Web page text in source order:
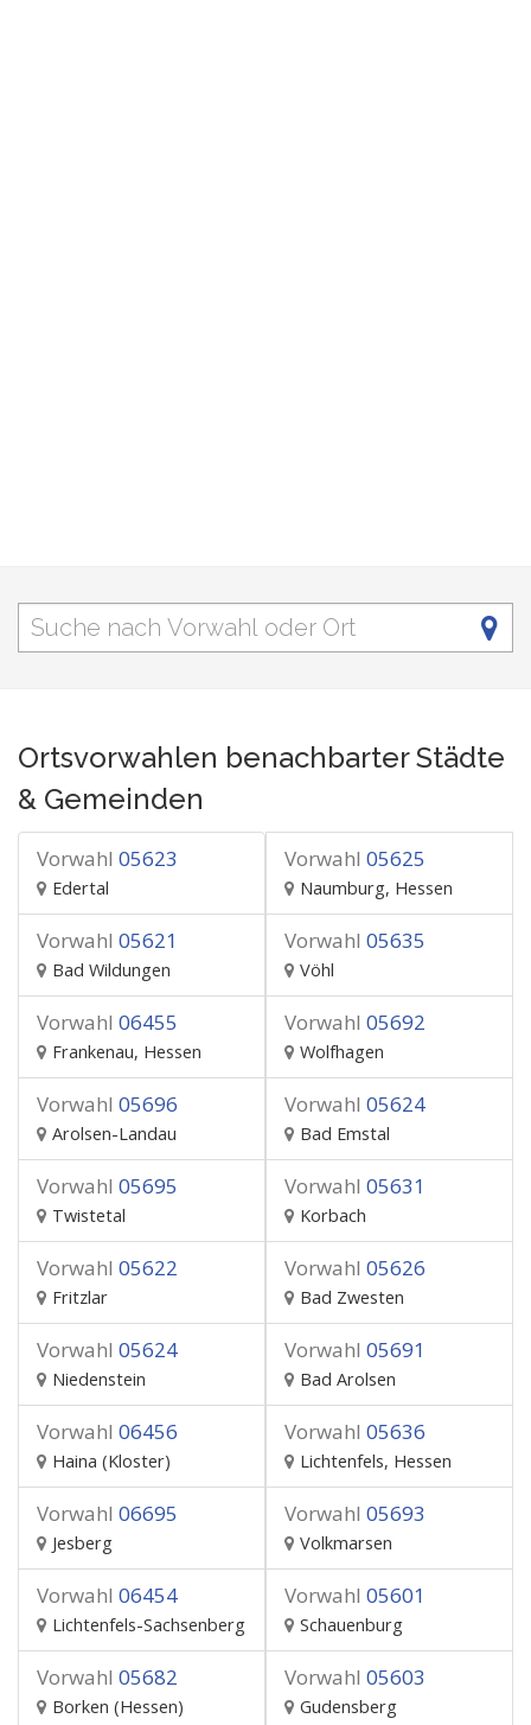
Ortsvorwahlen benachbarter Städte
& Gemeinden
Vorwahl 05623
Edertal
Vorwahl 05625
Naumburg, Hessen
Vorwahl 05621
Bad Wildungen
Vorwahl 05635
Vöhl
Vorwahl 06455
Frankenau, Hessen
Vorwahl 05692
Wolfhagen
Vorwahl 05696
Arolsen-Landau
Vorwahl 05624
Bad Emstal
Vorwahl 05695
Twistetal
Vorwahl 05631
Korbach
Vorwahl 05622
Fritzlar
Vorwahl 05626
Bad Zwesten
Vorwahl 05624
Niedenstein
Vorwahl 05691
Bad Arolsen
Vorwahl 06456
Haina (Kloster)
Vorwahl 05636
Lichtenfels, Hessen
Vorwahl 06695
Jesberg
Vorwahl 05693
Volkmarsen
Vorwahl 06454
Lichtenfels-Sachsenberg
Vorwahl 05601
Schauenburg
Vorwahl 05682
Borken (Hessen)
Vorwahl 05603
Gudensberg